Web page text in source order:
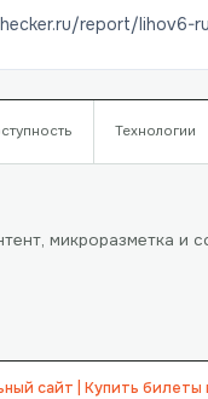
report/lihov6-ru
Технологии
микроразметка и
сайт | Купить